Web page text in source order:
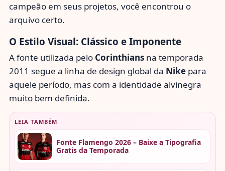
campeão em seus projetos, você encontrou o
arquivo certo.
O Estilo Visual: Clássico e Imponente
A fonte utilizada pelo Corinthians na temporada
2011 segue a linha de design global da Nike para
aquele período, mas com a identidade alvinegra
muito bem definida.
LEIA TAMBÉM
Fonte Flamengo 2026 – Baixe a Tipografia
Gratis da Temporada